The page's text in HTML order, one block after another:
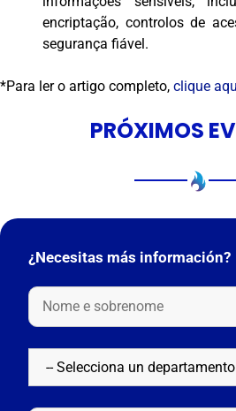
encriptação, controlos de
segurança fiável.
*Para ler o artigo completo, clique
PRÓXIMOS
¿Necesitas más información?